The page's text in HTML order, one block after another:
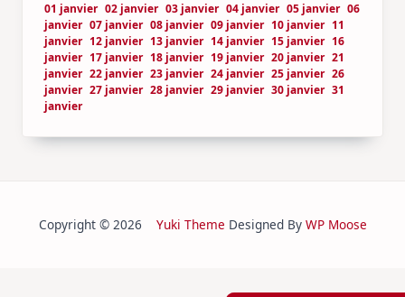
01 janvier 02 janvier 03 janvier 04 janvier 05 janvier 06
janvier 07 janvier 08 janvier 09 janvier 10 janvier 11
janvier 12 janvier 13 janvier 14 janvier 15 janvier 16
janvier 17 janvier 18 janvier 19 janvier 20 janvier 21
janvier 22 janvier 23 janvier 24 janvier 25 janvier 26
janvier 27 janvier 28 janvier 29 janvier 30 janvier 31
janvier
Copyright © 2026 Yuki Theme Designed By WP Moose